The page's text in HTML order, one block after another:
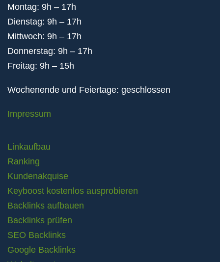
Montag: 9h – 17h
Dienstag: 9h – 17h
Mittwoch: 9h – 17h
Donnerstag: 9h – 17h
Freitag: 9h – 15h
Wochenende und Feiertage: geschlossen
Impressum
Linkaufbau
Ranking
Kundenakquise
Keyboost kostenlos ausprobieren
Backlinks aufbauen
Backlinks prüfen
SEO Backlinks
Google Backlinks